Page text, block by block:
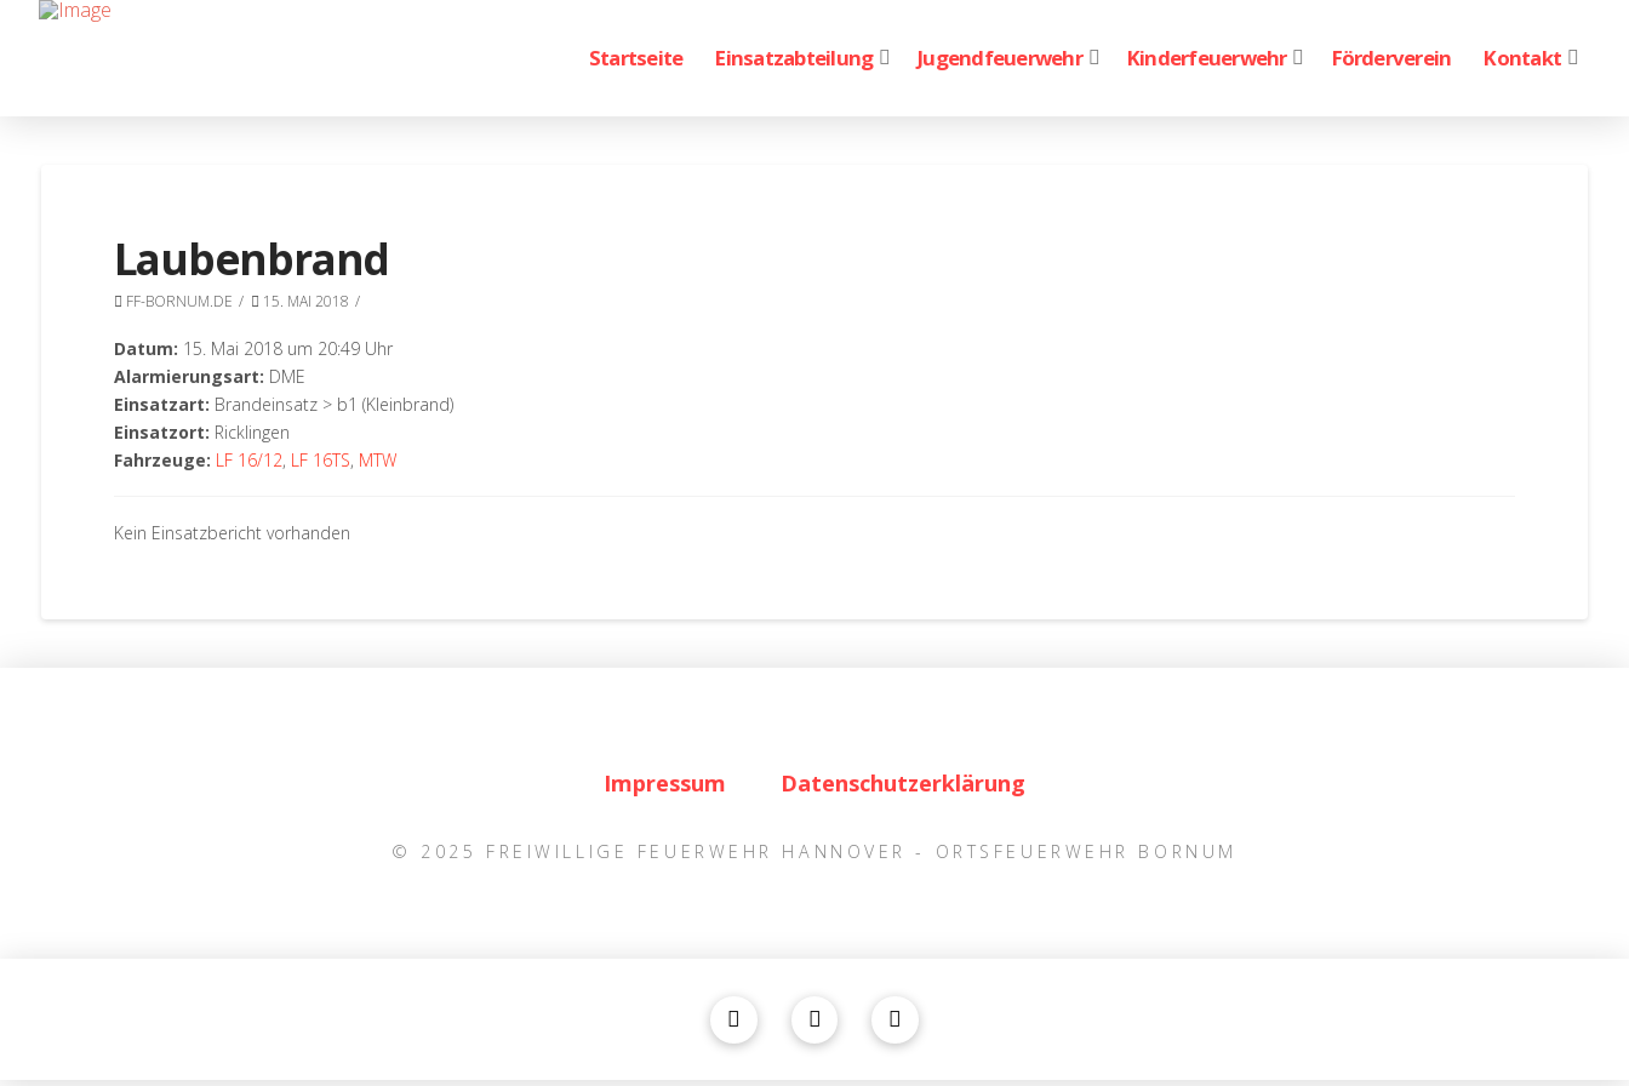
Startseite Einsatzabteilung Jugendfeuerwehr Kinderfeuerwehr Förderverein Kontakt
Laubenbrand
FF-BORNUM.DE 15. MAI 2018
Datum: 15. Mai 2018 um 20:49 Uhr
Alarmierungsart: DME
Einsatzart: Brandeinsatz > b1 (Kleinbrand)
Einsatzort: Ricklingen
Fahrzeuge: LF 16/12, LF 16TS, MTW
Kein Einsatzbericht vorhanden
Impressum Datenschutzerklärung
© 2025 FREIWILLIGE FEUERWEHR HANNOVER - ORTSFEUERWEHR BORNUM